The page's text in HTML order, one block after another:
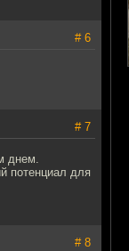
# 6
# 7
днем.
потенциал для
# 8